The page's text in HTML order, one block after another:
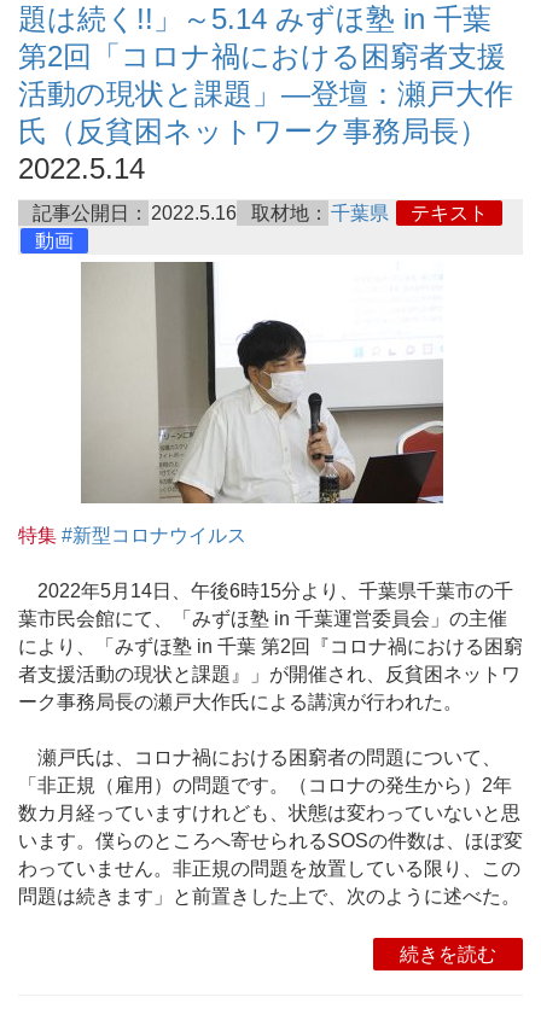
題は続く!!」～5.14 みずほ塾 in 千葉
第2回「コロナ禍における困窮者支援
活動の現状と課題」―登壇：瀬戸大作
氏（反貧困ネットワーク事務局長）
2022.5.14
記事公開日： 2022.5.16 取材地： 千葉県
テキスト
動画
特集 #新型コロナウイルス
2022年5月14日、午後6時15分より、千葉県千葉市の千
葉市民会館にて、「みずほ塾 in 千葉運営委員会」の主催
により、「みずほ塾 in 千葉 第2回『コロナ禍における困窮
者支援活動の現状と課題』」が開催され、反貧困ネットワ
ーク事務局長の瀬戸大作氏による講演が行われた。
瀬戸氏は、コロナ禍における困窮者の問題について、
「非正規（雇用）の問題です。（コロナの発生から）2年
数カ月経っていますけれども、状態は変わっていないと思
います。僕らのところへ寄せられるSOSの件数は、ほぼ変
わっていません。非正規の問題を放置している限り、この
問題は続きます」と前置きした上で、次のように述べた。
続きを読む